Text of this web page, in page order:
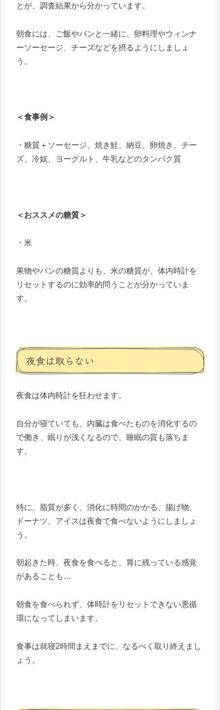
とが、調査結果から分かっています。
朝食には、ご飯やパンと一緒に、卵料理やウィンナ
ーソーセージ、チーズなどを摂るようにしましょ
う。
＜食事例＞
・糖質＋ソーセージ、焼き鮭、納豆、卵焼き、チー
ズ、冷奴、ヨーグルト、牛乳などのタンパク質
＜おススメの糖質＞
・米
果物やパンの糖質よりも、米の糖質が、体内時計を
リセットするのに効率的問うことが分かっていま
す。
夜食は取らない
夜食は体内時計を狂わせます。
自分が寝ていても、内臓は食べたものを消化するの
で働き、眠りが浅くなるので、睡眠の質も落ちま
す。
特に、脂質が多く、消化に時間のかかる、揚げ物、
ドーナツ、アイスは夜食で食べないようにしましょ
う。
朝起きた時、夜食を食べると、胃に残っている感覚
があることも…
朝食を食べられず、体時計をリセットできない悪循
環になってしまいます。
食事は就寝2時間まえまでに、なるべく取り終えまし
ょう。